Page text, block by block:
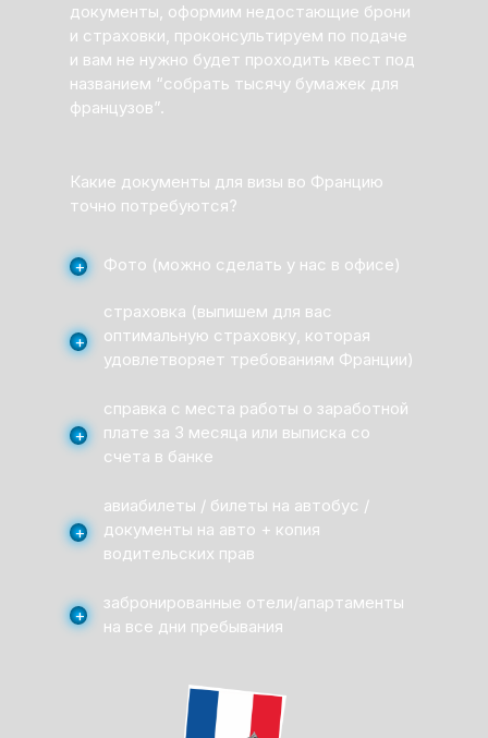
Какие документы для визы во Францию
точно потребуются?
документы, оформим недостающие брони
и страховки, проконсультируем по подаче
и вам не нужно будет проходить квест под
названием “собрать тысячу бумажек для
французов”.
Фото (можно сделать у нас в офисе)
забронированные отели/апартаменты
на все дни пребывания
авиабилеты / билеты на автобус /
документы на авто + копия
водительских прав
справка с места работы о заработной
плате за 3 месяца или выписка со
счета в банке
+
страховка (выпишем для вас
оптимальную страховку, которая
удовлетворяет требованиям Франции)
+
+
+
+